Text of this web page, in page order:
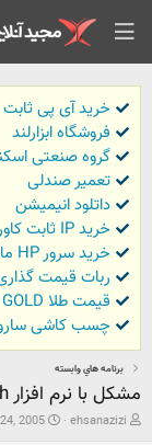
خرید آی پی ثابت
فروشگاه ابزارلند
گروه صنعتی
تعمیر صندلی
داتلود انیمیشن
خرید IP ثابت کاور تریدر
خرید سرور HP ماهان شبکه
ربات قیمت
قیمت طلا GOLD
چسب کاشی
برنامه هاي وابسته
مشكل با نرم افزار Swish
ش
ehsanazizi
ت2005